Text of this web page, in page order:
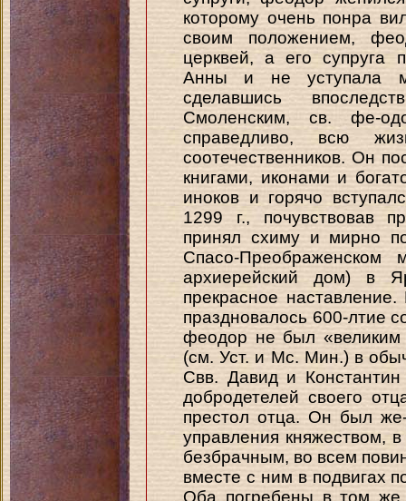
которому очень понра
своим положением,
церквей, а его супруга
Анны и не уступала
сделавшись
Смоленским, св. фе-
справедливо, всю
соотечественников. Он
книгами, иконами и
иноков и горячо
1299 г., почувствовав
принял схиму и мирно
Спасо-
архиерейский дом) в
прекрасное
праздновалось 600-лтие
феодор не был «великим
(см. Уст. и Мс. Мин.) в
Свв. Давид и
добродетелей своего
престол отца. Он был
управления княжеством,
безбрачным, во всем
вместе с ним в подвигах
Оба погребены в том же